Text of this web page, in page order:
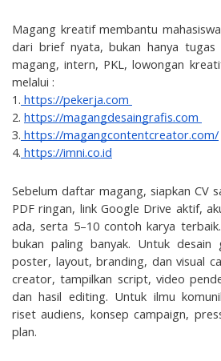
Magang kreatif membantu
dari brief nyata, bukan hanya tugas
magang, intern, PKL, lowongan
melalui :
1. https://pekerja.com
2. https://magangdesaingrafis.com
3. https://magangcontentcreator.com/
4. https://imni.co.id
Sebelum daftar magang, siapkan CV
PDF ringan, link Google Drive aktif,
ada, serta 5–10 contoh karya
bukan paling banyak. Untuk desain
poster, layout, branding, dan visual
creator, tampilkan script, video
dan hasil editing. Untuk ilmu
riset audiens, konsep campaign,
plan.